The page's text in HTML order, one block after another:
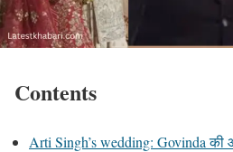
Contents
Arti Singh’s wedding: Govinda